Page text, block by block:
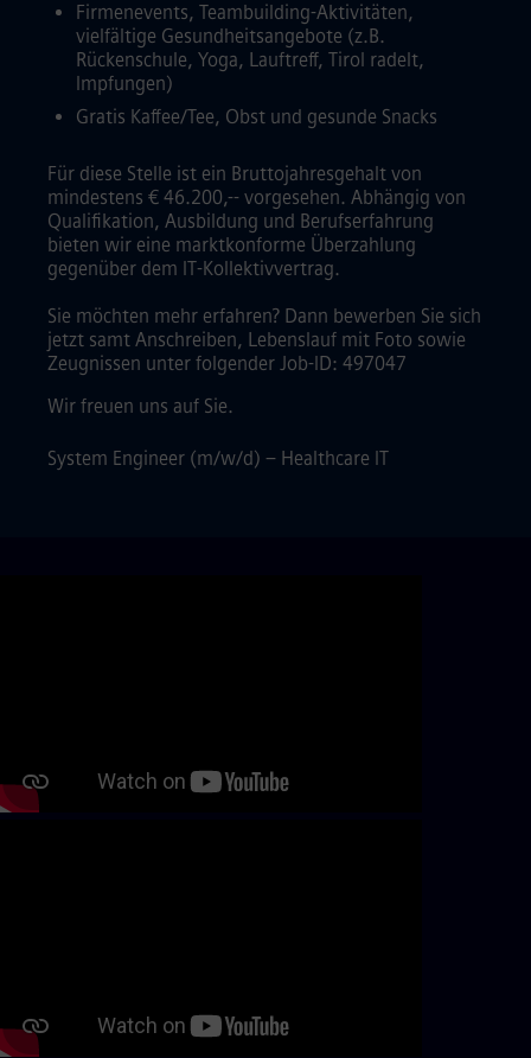
Firmenevents, Teambuilding-Aktivitäten,
vielfältige Gesundheitsangebote (z.B.
Rückenschule, Yoga, Lauftreff, Tirol radelt,
Impfungen)
Gratis Kaffee/Tee, Obst und gesunde Snacks
Für diese Stelle ist ein Bruttojahresgehalt von
mindestens € 46.200,-- vorgesehen. Abhängig von
Qualifikation, Ausbildung und Berufserfahrung
bieten wir eine marktkonforme Überzahlung
gegenüber dem IT-Kollektivvertrag.
Sie möchten mehr erfahren? Dann bewerben Sie sich
jetzt samt Anschreiben, Lebenslauf mit Foto sowie
Zeugnissen unter folgender Job-ID: 497047
Wir freuen uns auf Sie.
System Engineer (m/w/d) – Healthcare IT